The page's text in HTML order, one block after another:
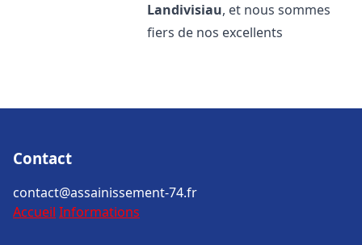
Landivisiau, et nous sommes
fiers de nos excellents
Contact
contact@assainissement-74.fr
Accueil Informations